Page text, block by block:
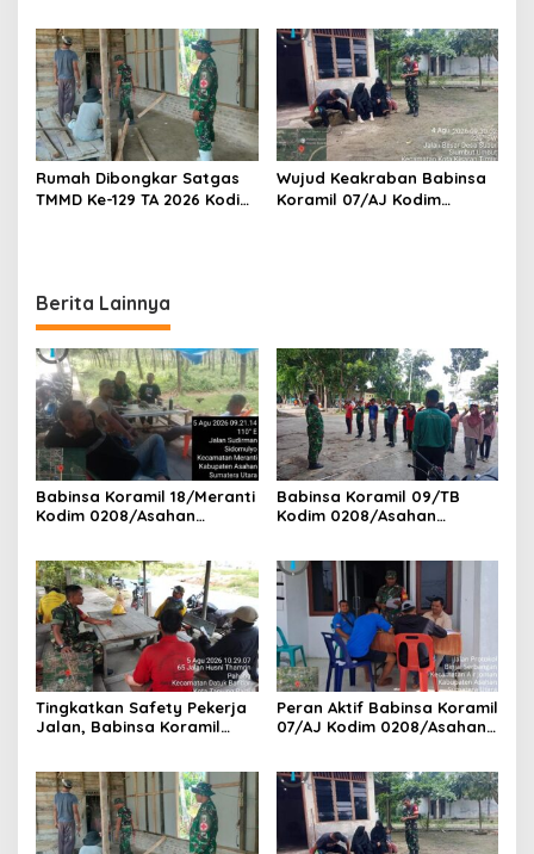
Gelar Komsos Bersama Tim
Pemotong Rumput Dinas PU
Kantor Desa Air Joman
Rumah Dibongkar Satgas
TMMD Ke-129 TA 2026 Kodim
Terwujud
Wujud Keakraban Babinsa
Koramil 07/AJ Kodim
Berita Lainnya
Babinsa Koramil 18/Meranti
Kodim 0208/Asahan
Masyarakat Binaan
Babinsa Koramil 09/TB
Kodim 0208/Asahan
Siswa-siswi MAN1 Kota
Tanjung Balai
Tingkatkan Safety Pekerja
Jalan, Babinsa Koramil
Pemotong Rumput Dinas PU
Peran Aktif Babinsa Koramil
07/AJ Kodim 0208/Asahan